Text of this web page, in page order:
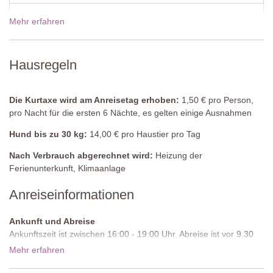
Schrank, Kommode, Stuhl, Klimaanlage.
Schlafzimmer 2
Zweibettzimmer (kann in ein Doppelbett umgestellt werden),
umgestellt werden), Schrank, Kommode,
Wäschetruhe, Klimaanlage.
Zweibettzimmer (kann in ein Doppelbett umgestellt werden),
Stuhl, zwei kleine Schränke, Klimaanlage.
Badezimmer
Badezimmer
Dusche, Waschbecken, WC, Bidet.
Badezimmer
Preise für 2027
Mehr erfahren
Hausregeln
Die Kurtaxe wird am Anreisetag erhoben: 1,50 € pro Person,
pro Nacht für die ersten 6 Nächte, es gelten einige Ausnahmen
Hund bis zu 30 kg: 14,00 € pro Haustier pro Tag
Nach Verbrauch abgerechnet wird: Heizung der
Ferienunterkunft, Klimaanlage
Anreiseinformationen
Ankunft und Abreise
Ankunftszeit ist zwischen 16:00 - 19:00 Uhr. Abreise ist vor 9.30
Uhr morgens.
Zufahrtsstraße:Gepflastert
Mehr erfahren